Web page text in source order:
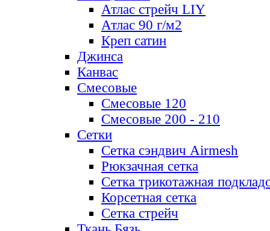
Атлас стрейч LIY
Атлас 90 г/м2
Креп сатин
Джинса
Канвас
Смесовые
Смесовые 120
Смесовые 200 - 210
Сетки
Сетка сэндвич Airmesh
Рюкзачная сетка
Сетка трикотажная
Корсетная сетка
Сетка стрейч